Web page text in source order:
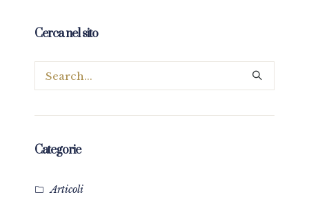
Cerca nel sito
Categorie
Articoli